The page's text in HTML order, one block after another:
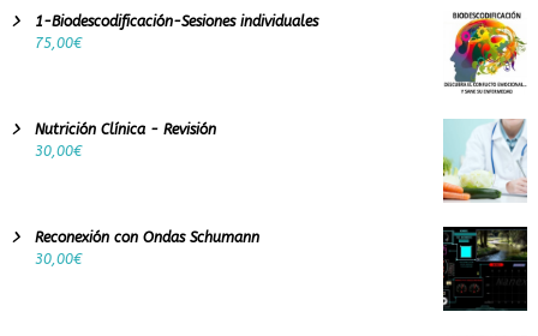
1-Biodescodificación-Sesiones individuales
75,00€
Nutrición Clínica - Revisión
30,00€
Reconexión con Ondas Schumann
30,00€